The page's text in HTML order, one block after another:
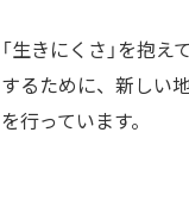
「生きにくさ」を抱
するために、新しい
を行っています。